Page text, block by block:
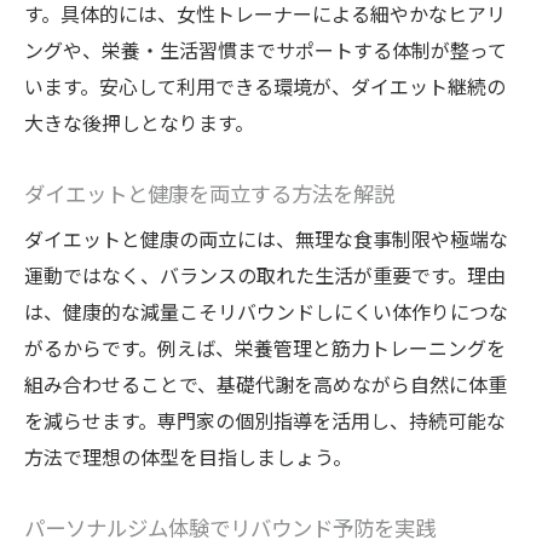
す。具体的には、女性トレーナーによる細やかなヒアリ
ングや、栄養・生活習慣までサポートする体制が整って
います。安心して利用できる環境が、ダイエット継続の
大きな後押しとなります。
ダイエットと健康を両立する方法を解説
ダイエットと健康の両立には、無理な食事制限や極端な
運動ではなく、バランスの取れた生活が重要です。理由
は、健康的な減量こそリバウンドしにくい体作りにつな
がるからです。例えば、栄養管理と筋力トレーニングを
組み合わせることで、基礎代謝を高めながら自然に体重
を減らせます。専門家の個別指導を活用し、持続可能な
方法で理想の体型を目指しましょう。
パーソナルジム体験でリバウンド予防を実践